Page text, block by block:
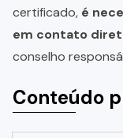
certificado, é
em contato
conselho
Conteúdo